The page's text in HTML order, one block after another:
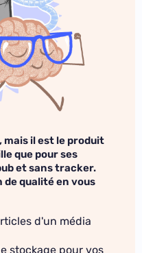
il est le produit
que pour ses
et sans tracker.
qualité en vous
d'un média
stockage pour vos